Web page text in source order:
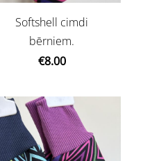
Softshell cimdi
bērniem.
€8.00